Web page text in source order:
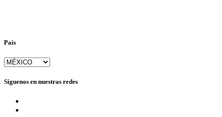
País
Síguenos en nuestras redes